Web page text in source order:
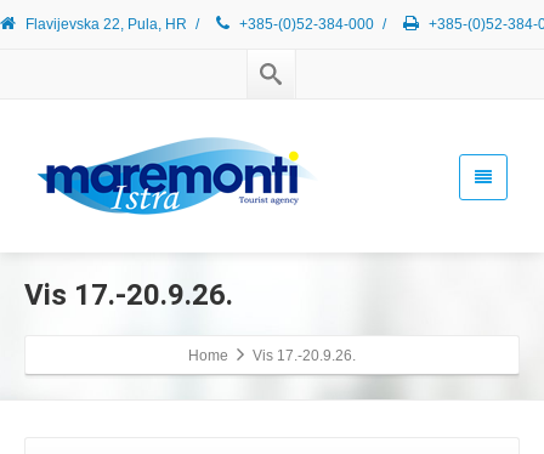
Flavijevska 22, Pula, HR / +385-(0)52-384-000 / +385-(0)52-
Vis 17.-20.9.26.
Home Vis 17.-20.9.26.